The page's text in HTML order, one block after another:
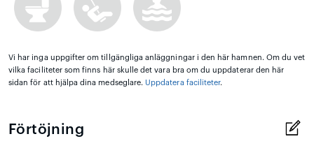
Vi har inga uppgifter om tillgängliga anläggningar i den här hamnen. Om du vet
vilka faciliteter som finns här skulle det vara bra om du uppdaterar den här
sidan för att hjälpa dina medseglare. Uppdatera faciliteter.
Förtöjning